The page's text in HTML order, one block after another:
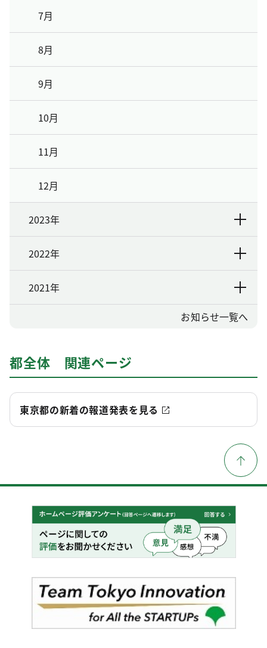
7月
8月
9月
10月
11月
12月
2023年
2022年
2021年
お知らせ一覧へ
都全体 関連ページ
東京都の新着の報道発表を見る